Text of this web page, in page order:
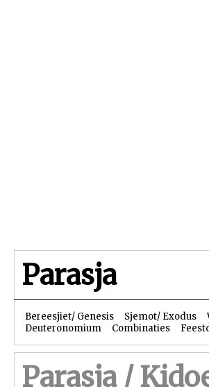
Parasja
Bereesjiet/ Genesis Sjemot/ Exodus
Deuteronomium
Combinaties
Parasja /